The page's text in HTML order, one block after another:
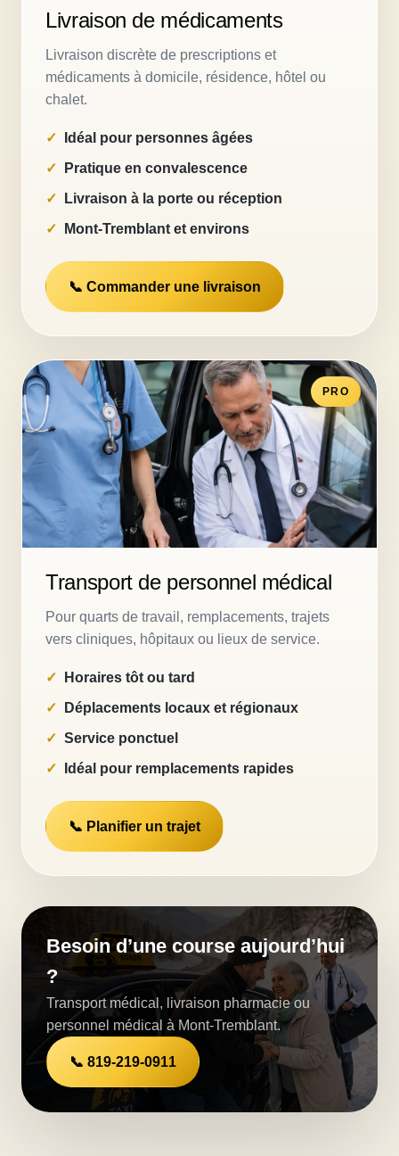
Livraison de médicaments
Livraison discrète de prescriptions et
médicaments à domicile, résidence, hôtel ou
chalet.
Idéal pour personnes âgées
Pratique en convalescence
Livraison à la porte ou réception
Mont-Tremblant et environs
📞 Commander une livraison
PRO
Transport de personnel médical
Pour quarts de travail, remplacements, trajets
vers cliniques, hôpitaux ou lieux de service.
Horaires tôt ou tard
Déplacements locaux et régionaux
Service ponctuel
Idéal pour remplacements rapides
📞 Planifier un trajet
Besoin d’une course aujourd’hui
?
Transport médical, livraison pharmacie ou
personnel médical à Mont-Tremblant.
📞 819-219-0911